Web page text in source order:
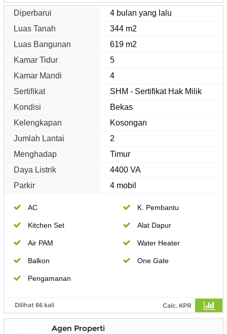
Diperbarui
4 bulan yang lalu
Luas Tanah
344 m2
Luas Bangunan
619 m2
Kamar Tidur
5
Kamar Mandi
4
Sertifikat
SHM - Sertifikat Hak Milik
Kondisi
Bekas
Kelengkapan
Kosongan
Jumlah Lantai
2
Menghadap
Timur
Daya Listrik
4400 VA
Parkir
4 mobil
AC K. Pembantu
Kitchen Set Alat Dapur
Air PAM Water Heater
Balkon One Gate
Pengamanan
Dilihat 66 kali Calc. KPR
Agen Properti